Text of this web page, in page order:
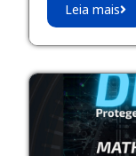
Leia mais